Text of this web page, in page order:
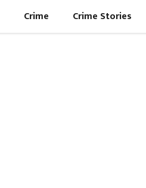
Crime Crime Stories